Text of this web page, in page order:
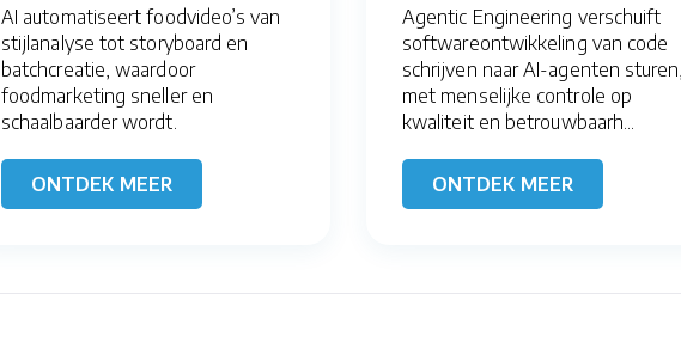
AI automatiseert foodvideo’s van
stijlanalyse tot storyboard en
batchcreatie, waardoor
foodmarketing sneller en
schaalbaarder wordt.
ONTDEK MEER
Agentic Engineering verschuift
softwareontwikkeling van code
schrijven naar AI-agenten sturen,
met menselijke controle op
kwaliteit en betrouwbaarh...
ONTDEK MEER